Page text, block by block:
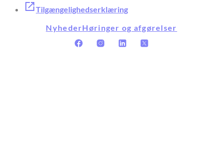
Tilgængelighedserklæring
NyhederHøringer og afgørelser